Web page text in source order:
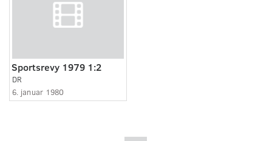
Sportsrevy 1979 1:2
DR
6. januar 1980